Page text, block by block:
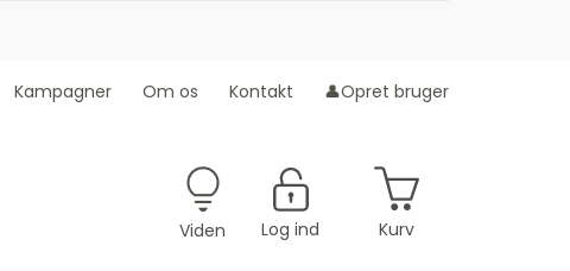
Kampagner Om os Kontakt 👤Opret bruger
Viden Log ind Kurv